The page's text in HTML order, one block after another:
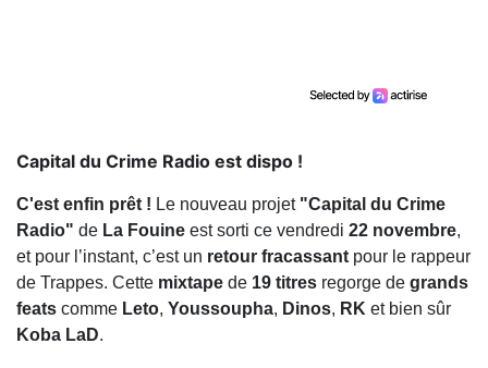
Capital du Crime Radio est dispo !
C'est enfin prêt ! Le nouveau projet "Capital du Crime
Radio" de La Fouine est sorti ce vendredi 22 novembre,
et pour l’instant, c’est un retour fracassant pour le rappeur
de Trappes. Cette mixtape de 19 titres regorge de grands
feats comme Leto, Youssoupha, Dinos, RK et bien sûr
Koba LaD.